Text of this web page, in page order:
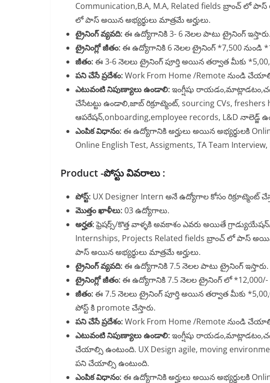
Communication,B.A, M.A, Related fields బ్రాంచ్ లో
లో పాస్ అయిన అభ్యర్థులు మాత్రమే అర్హులు.
ట్రైనింగ్ వ్యవది:ఈ ఉద్యోగానికి 3- 6 నెలల పాటు ట్రైనింగ్ ఇస్తారు.
ట్రైనింగ్లో జీతం:ఈ ఉద్యోగానికి 6 నెలల ట్రైనింగ్ *7,500 నుండి
జీతం:ఈ 3-6 నెలలు ట్రైనింగ్ పూర్తి అయిన తర్వాత మీకు
పని చేసే ప్రదేశం:Work From Home /Remote నుండి
ఎటువంటి నిపుణ్యాలు ఉండాలి:ఇంగ్షీషు
చేసేటట్టు ఉండాలి,జాబ్ రిక్రూట్మెంట్, sourcing CVs,
ఆపరేషన్,onboarding,employee records, L&D నాలెడ్జ్
ఎంపిక విధానం:ఈ ఉద్యోగానికి అర్హులు అయిన అభ్యర్థులకి
Online English Test, Assigments, TA Team
Product -పోస్టు వివరాలు :
పోస్ట్: UX Designer Intern అనే ఉద్యోగాల కోసం రిక్రూట్మెంట్
మొత్తం ఖాళీలు:03 ఉద్యోగాలు.
అర్హత:ఫ్రెషర్స్/కొత్త వాళ్ళకి అవకాశం ఎవరు అయితే
Internships, Projects Related fields బ్రాంచ్ లో పాస్
పాస్ అయిన అభ్యర్థులు మాత్రమే అర్హులు.
ట్రైనింగ్ వ్యవది:ఈ ఉద్యోగానికి 7.5 నెలల పాటు ట్రైనింగ్ ఇస్తారు.
ట్రైనింగ్లో జీతం:ఈ ఉద్యోగానికి 7.5 నెలల ట్రైనింగ్ లో *12,000/-
జీతం:ఈ 7.5 నెలలు ట్రైనింగ్ పూర్తి అయిన తర్వాత మీకు
పోస్ట్ కి promote చేస్తారు.
పని చేసే ప్రదేశం:Work From Home /Remote నుండి
ఎటువంటి నిపుణ్యాలు ఉండాలి:ఇంగ్షీషు
చేయాల్సి ఉంటుంది. UX Design agile, moving
పని చేయాల్సి ఉంటుంది.
ఎంపిక విధానం:ఈ ఉద్యోగానికి అర్హులు అయిన అభ్యర్థులకి